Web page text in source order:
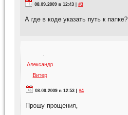
08.09.2009 в 12:43 | #3
А где в коде указать путь к папке?
Александр
Витер
08.09.2009 в 12:53 | #4
Прошу прощения,